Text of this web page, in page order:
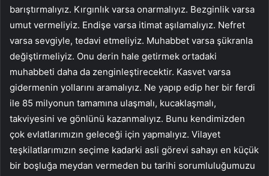
barıştırmalıyız. Kırgınlık varsa onarmalıyız. Bezginlik varsa
umut vermeliyiz. Endişe varsa itimat aşılamalıyız. Nefret
varsa sevgiyle, tedavi etmeliyiz. Muhabbet varsa şükranla
değiştirmeliyiz. Onu derin hale getirmek ortadaki
muhabbeti daha da zenginleştirecektir. Kasvet varsa
gidermenin yollarını aramalıyız. Ne yapıp edip her bir ferdi
ile 85 milyonun tamamına ulaşmalı, kucaklaşmalı,
takviyesini ve gönlünü kazanmalıyız. Bunu kendimizden
çok evlatlarımızın geleceği için yapmalıyız. Vilayet
teşkilatlarımızın seçime kadarki asli görevi sahayı en küçük
bir boşluğa meydan vermeden bu tarihi sorumluluğumuzu